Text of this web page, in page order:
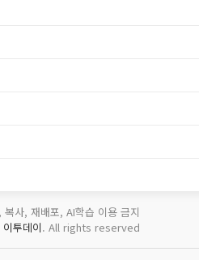
사, 재배포, AI학습 이용 금지
이투데이. All rights reserved